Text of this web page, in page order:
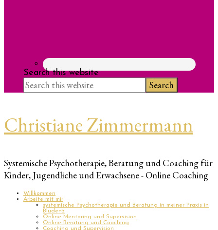
Search this website
Christiane Zimmermann
Systemische Psychotherapie, Beratung und Coaching für
Kinder, Jugendliche und Erwachsene - Online Coaching
Willkommen
Arbeite mit mir
systemische Psychotherapie und Beratung in meiner Praxis in
Bludenz
Online Mentoring und Supervision
Online Beratung und Coaching
Coaching und Supervision